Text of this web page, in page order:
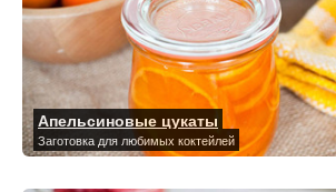
Апельсиновые цукаты
Заготовка для любимых коктейлей